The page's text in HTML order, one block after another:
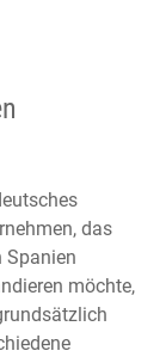
das
Spanien
möchte,